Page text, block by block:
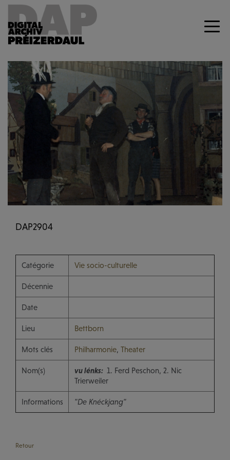
Previous Next
DAP2904
Catégorie Vie socio-culturelle
Décennie
Date
Lieu Bettborn
Mots clés Philharmonie, Theater
Nom(s) vu lénks: 1. Ferd Peschon, 2. Nic
Trierweiler
Informations "De Knéckjang"
Retour